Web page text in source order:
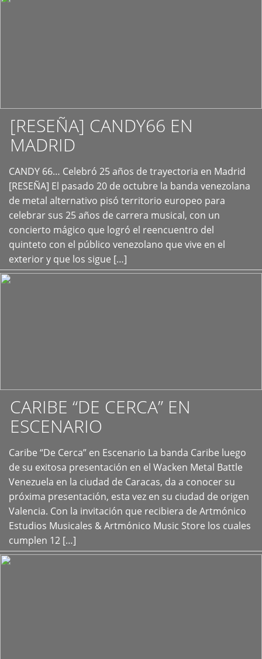
[RESEÑA] CANDY66 EN
MADRID
CANDY 66… Celebró 25 años de trayectoria en Madrid
[RESEÑA] El pasado 20 de octubre la banda venezolana
de metal alternativo pisó territorio europeo para
celebrar sus 25 años de carrera musical, con un
concierto mágico que logró el reencuentro del
quinteto con el público venezolano que vive en el
exterior y que los sigue […]
+
CARIBE “DE CERCA” EN
ESCENARIO
Caribe “De Cerca” en Escenario La banda Caribe luego
de su exitosa presentación en el Wacken Metal Battle
Venezuela en la ciudad de Caracas, da a conocer su
próxima presentación, esta vez en su ciudad de origen
Valencia. Con la invitación que recibiera de Artmónico
Estudios Musicales & Artmónico Music Store los cuales
cumplen 12 […]
+